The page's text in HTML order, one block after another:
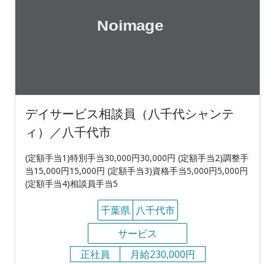
デイサービス相談員（八千代シャンテ
ィ）／八千代市
(定額手当1)特別手当30,000円30,000円 (定額手当2)調整手
当15,000円15,000円 (定額手当3)資格手当5,000円5,000円
(定額手当4)相談員手当5
千葉県 八千代市
サービス
正社員
月給230,000円